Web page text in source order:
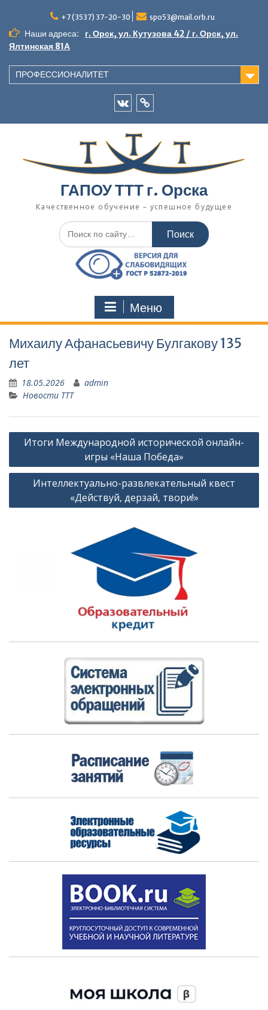
содержимому
+7 (3537) 37-20-30 spo53@mail.orb.ru
Наши адреса:
г. Орск, ул. Кутузова 42 / г. Орск, ул.
Ялтинская 81А
ПРОФЕССИОНАЛИТЕТ
ГАПОУ ТТТ г. Орска
Качественное обучение – успешное будущее
Искать:
Меню
Михаилу Афанасьевичу Булгакову 135
лет
18.05.2026
admin
Новости ТТТ
Навигация
записям
Итоги Международной исторической онлайн-
игры «Наша Победа»
Интеллектуально-развлекательный квест
«Действуй, дерзай, твори!»